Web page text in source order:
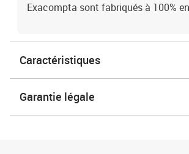
Exacompta sont fabriqués à 100%
Caractéristiques
Garantie légale